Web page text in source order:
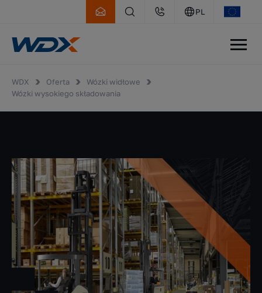
PL
WDX Oferta
Wózki widłowe
Wózki wysokiego składowania